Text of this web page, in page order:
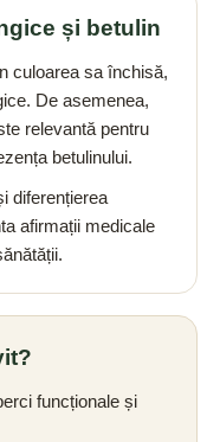
și betulin
culoarea sa închisă,
De asemenea,
relevantă pentru
betulinului.
diferențierea
afirmații medicale
funcționale și